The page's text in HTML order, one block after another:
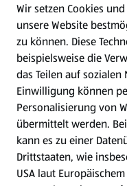
WhatsApp
Gewinnspiele
Mein HOFER. Meine
Meine Meinung. Mein
(öffnet in einem neuen
Wir setzen Cookies
unsere Website
zu können. Diese
beispielsweise die
das Teilen auf
Einwilligung können
Personalisierung von
übermittelt werden.
kann es zu einer
Drittstaaten, wie
USA laut